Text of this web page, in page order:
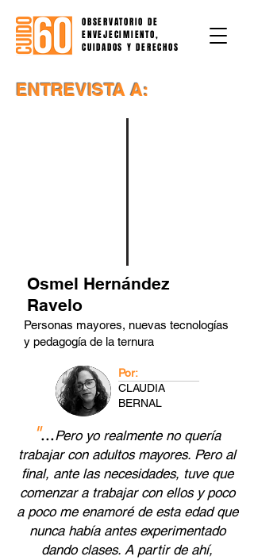
OBSERVATORIO DE
ENVEJECIMIENTO,
CUIDADOS Y DERECHOS
ENTREVISTA A:
Osmel Hernández
Ravelo
Personas mayores, nuevas tecnologías
y pedagogía de la ternura
Por:
CLAUDIA
BERNAL
"...Pero yo realmente no quería
trabajar con adultos mayores. Pero al
final, ante las necesidades, tuve que
comenzar a trabajar con ellos y poco
a poco me enamoré de esta edad que
nunca había antes experimentado
dando clases. A partir de ahí,